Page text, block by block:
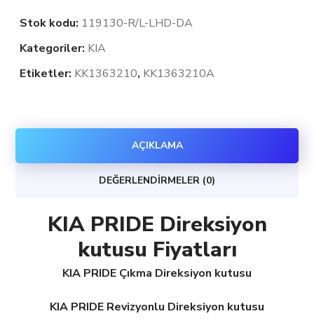
Stok kodu: 119130-R/L-LHD-DA
Kategoriler: KIA
Etiketler: KK1363210, KK1363210A
AÇIKLAMA
DEĞERLENDIRMELER (0)
KIA PRIDE Direksiyon
kutusu Fiyatları
KIA PRIDE Çıkma Direksiyon kutusu
KIA PRIDE Revizyonlu Direksiyon kutusu